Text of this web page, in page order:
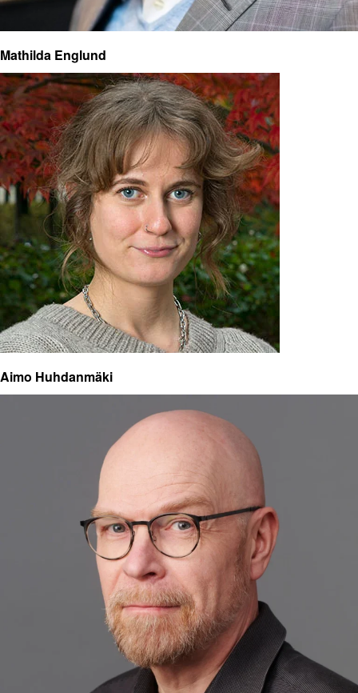
Mathilda Englund
Aimo Huhdanmäki